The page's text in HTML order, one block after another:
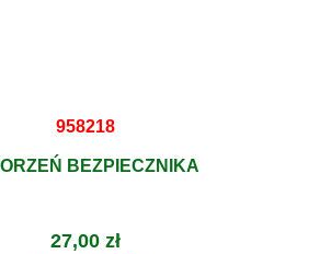
958218
BEZPIECZNIKA
27,00 zł